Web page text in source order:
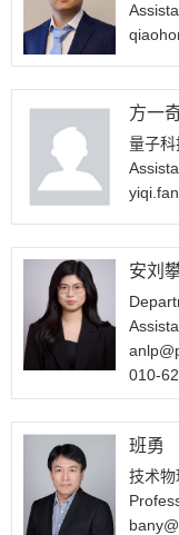
方一
量子
安刘
010-
班勇
技术物